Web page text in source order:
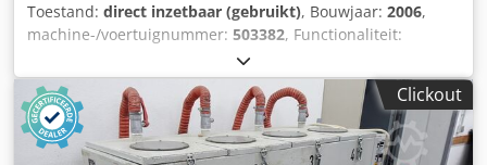
Toestand: direct inzetbaar (gebruikt), Bouwjaar: 2006,
machine-/voertuignummer: 503382, Functionaliteit:
, vermogen:
ingangsspanning:400 V, ingangsfrequentie:50 Hz, totale
lengte:1.300 mm , totale breedte:650 mm
, totale hoogte:
1.750 mm
, totaalgewicht: 150 kg, Aantal kamers:2, jaar
van de laatste revisie:2023, Wij bieden deze gebruiksklare
Clickout